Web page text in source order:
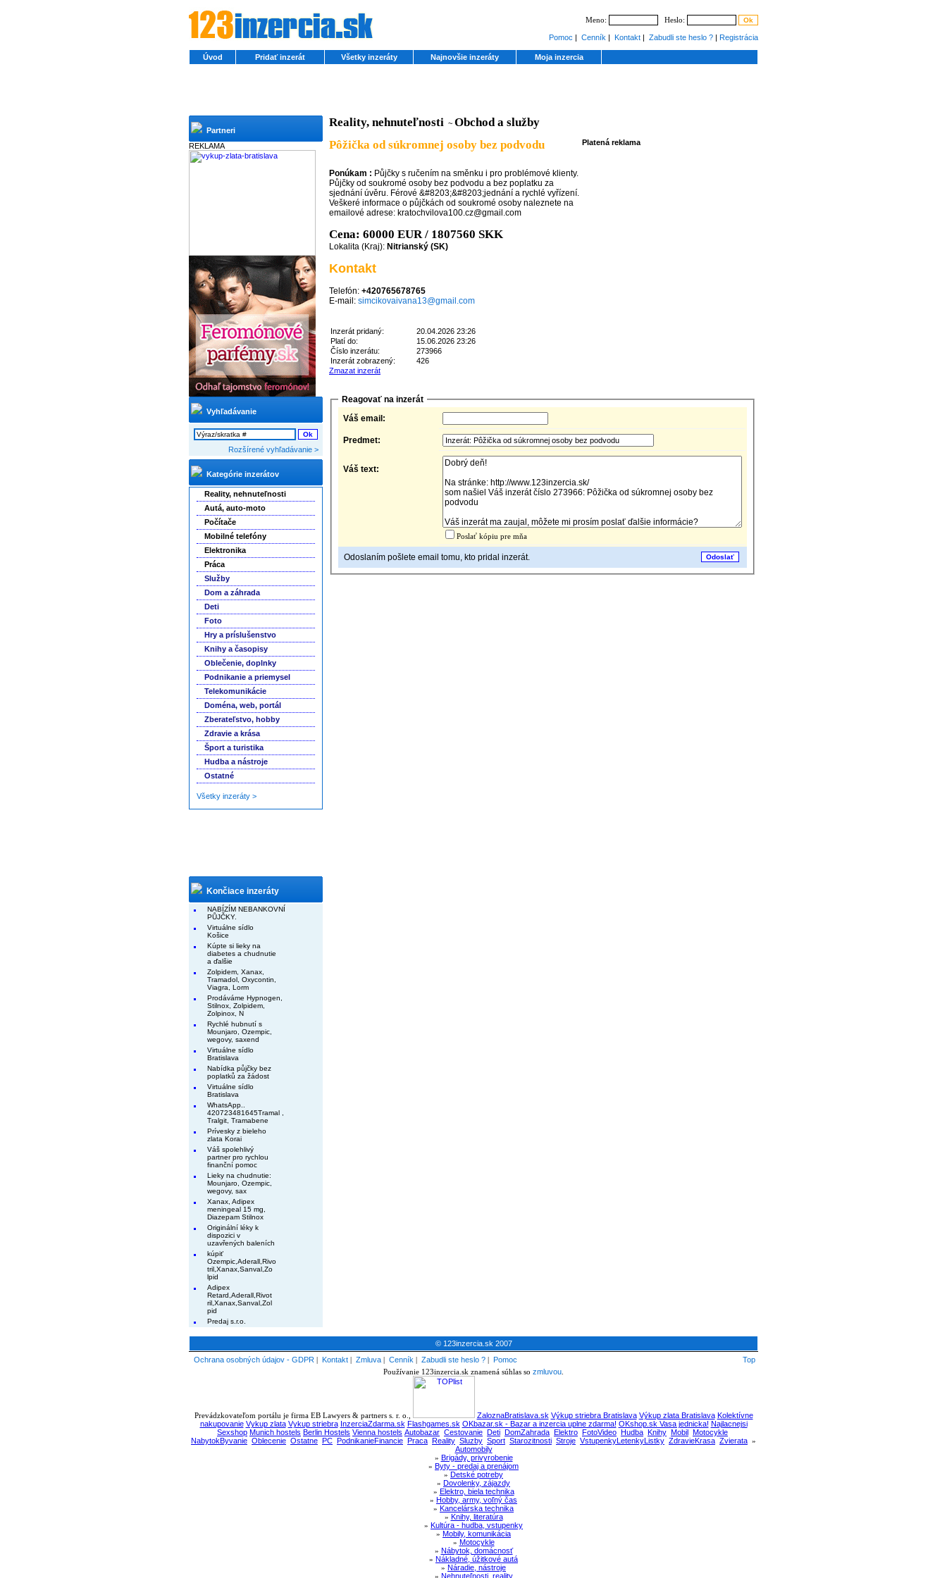
Meno: Heslo:
Pomoc | Cenník | Kontakt | Zabudli ste heslo ? | Registrácia
Úvod Pridať inzerát Všetky inzeráty Najnovšie inzeráty Moja inzercia
Partneri
REKLAMA
Vyhľadávanie
Rozšírené vyhľadávanie >
Kategórie inzerátov
Reality, nehnuteľnosti
Autá, auto-moto
Počítače
Mobilné telefóny
Elektronika
Práca
Služby
Dom a záhrada
Deti
Foto
Hry a príslušenstvo
Knihy a časopisy
Oblečenie, doplnky
Podnikanie a priemysel
Telekomunikácie
Doména, web, portál
Zberateľstvo, hobby
Zdravie a krása
Šport a turistika
Hudba a nástroje
Ostatné
Všetky inzeráty >
Končiace inzeráty
NABÍZÍM NEBANKOVNÍ
PŮJČKY.
Virtuálne sídlo
Košice
Kúpte si lieky na
diabetes a chudnutie
a ďalšie
Zolpidem, Xanax,
Tramadol, Oxycontin,
Viagra, Lorm
Prodáváme Hypnogen,
Stilnox, Zolpidem,
Zolpinox, N
Rychlé hubnutí s
Mounjaro, Ozempic,
wegovy, saxend
Virtuálne sídlo
Bratislava
Nabídka půjčky bez
poplatků za žádost
Virtuálne sídlo
Bratislava
WhatsApp..
420723481645Tramal ,
Tralgit, Tramabene
Prívesky z bieleho
zlata Korai
Váš spolehlivý
partner pro rychlou
finanční pomoc
Lieky na chudnutie:
Mounjaro, Ozempic,
wegovy, sax
Xanax, Adipex
meningeal 15 mg,
Diazepam Stilnox
Originální léky k
dispozici v
uzavřených baleních
kúpiť
Ozempic,Aderall,Rivo
tril,Xanax,Sanval,Zo
lpid
Adipex
Retard,Aderall,Rivot
ril,Xanax,Sanval,Zol
pid
Predaj s.r.o.
Reality, nehnuteľnosti ~ Obchod a služby
Pôžička od súkromnej osoby bez podvodu
Ponúkam : Půjčky s ručením na směnku i pro problémové klienty.
Půjčky od soukromé osoby bez podvodu a bez poplatku za
sjednání úvěru. Férové &#8203;&#8203;jednání a rychlé vyřízení.
Veškeré informace o půjčkách od soukromé osoby naleznete na
emailové adrese: kratochvilova100.cz@gmail.com
Cena: 60000 EUR / 1807560 SKK
Lokalita (Kraj): Nitrianský (SK)
Kontakt
Telefón: +420765678765
E-mail: simcikovaivana13@gmail.com
Inzerát pridaný:
20.04.2026 23:26
Platí do:
15.06.2026 23:26
Číslo inzerátu:
273966
Inzerát zobrazený:
426
Zmazat inzerát
Platená reklama
Reagovať na inzerát
Váš email:
Predmet:
Váš text:
Poslať kópiu pre mňa
Odoslaním pošlete email tomu, kto pridal inzerát.
© 123inzercia.sk 2007
Ochrana osobných údajov - GDPR | Kontakt | Zmluva | Cenník | Zabudli ste heslo ? | Pomoc
Top
Používanie 123inzercia.sk znamená súhlas so zmluvou
Prevádzkovateľom portálu je firma EB Lawyers & partners s. r. o., ZaloznaBratislava.sk Výkup striebra Bratislava Výkup zlata Bratislava Kolektívne
nakupovanie Vykup zlata Vykup striebra InzerciaZdarma.sk Flashgames.sk OKbazar.sk - Bazar a inzercia uplne zdarma! OKshop.sk Vasa jednicka! Najlacnejsi
Sexshop Munich hostels Berlin Hostels Vienna hostels Autobazar Cestovanie Deti DomZahrada Elektro FotoVideo Hudba Knihy Mobil Motocykle
NabytokByvanie Oblecenie Ostatne PC PodnikanieFinancie Praca Reality Sluzby Sport Starozitnosti Stroje VstupenkyLetenkyListky ZdravieKrasa Zvierata »
Automobily
» Brigády, privyrobenie
» Byty - predaj a prenájom
» Detské potreby
» Dovolenky, zájazdy
» Elektro, biela technika
» Hobby, army, voľný čas
» Kancelárska technika
» Knihy, literatúra
» Kultúra - hudba, vstupenky
» Mobily, komunikácia
» Motocykle
» Nábytok, domácnosť
» Nákladné, úžitkové autá
» Náradie, nástroje
» Nehnuteľnosti, reality